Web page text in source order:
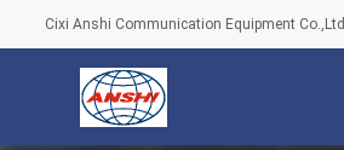
Cixi Anshi Communication Equipment Co.,Ltd